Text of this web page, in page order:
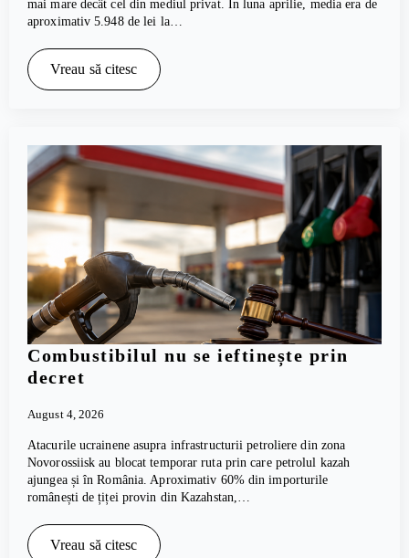
mai mare decât cel din mediul privat. În luna aprilie, media era de
aproximativ 5.948 de lei la…
Vreau să citesc
Combustibilul nu se ieftinește prin
decret
August 4, 2026
Atacurile ucrainene asupra infrastructurii petroliere din zona
Novorossiisk au blocat temporar ruta prin care petrolul kazah
ajungea și în România. Aproximativ 60% din importurile
românești de țiței provin din Kazahstan,…
Vreau să citesc